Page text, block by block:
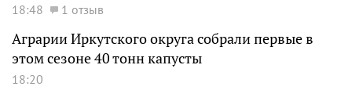
18:48 1 отзыв
Аграрии Иркутского округа собрали первые в
этом сезоне 40 тонн капусты
18:20